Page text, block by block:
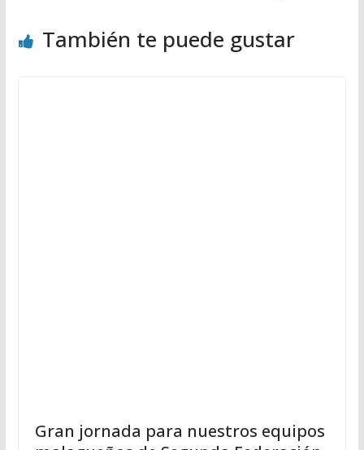
También te puede gustar
Gran jornada para nuestros equipos